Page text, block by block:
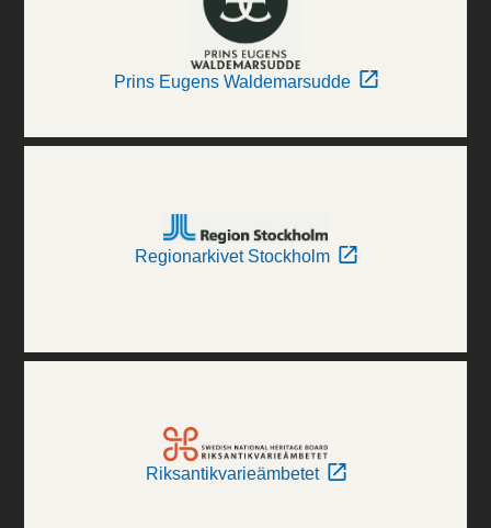
Prins Eugens Waldemarsudde
Regionarkivet Stockholm
Riksantikvarieämbetet